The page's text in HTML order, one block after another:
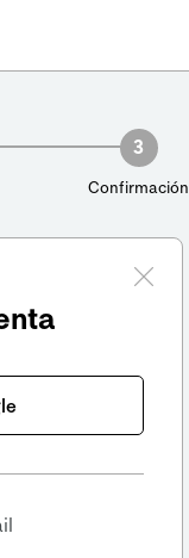
3
Confirmación